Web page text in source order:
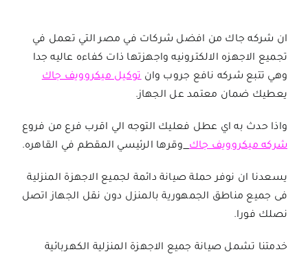
ان شركه جاك من افضل شركات في مصر التي تعمل في
تجميع الاجهزه الالكترونيه واجهزتها ذات كفاءه عاليه جدا
وهي تتبع شركه نافع جروب وانتوكيل ميكروويف جاك
يعطيك ضمان معتمد عل الجهاز.
واذا حدث به اي عطل فعليك التوجه الي اقرب فرع من فروع
شركه ميكروويف جاك وقرها الرئيسي المقطم في القاهره.
يسعدنا ان نوفر حملة صيانة دائمة لجميع الاجهزة المنزلية
فى جميع مناطق الجمهورية بالمنزل دون نقل الجهاز اتصل
نصلك فورا.
خدمتنا تشمل صيانة جميع الاجهزة المنزلية الكهربائية